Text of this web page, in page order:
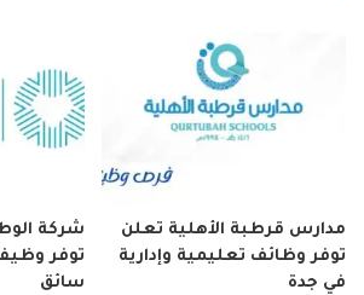
مدارس قرطبة الأهلية تعلن
توفر وظائف تعليمية وإدارية
في جدة
شركة
توفر
سائق